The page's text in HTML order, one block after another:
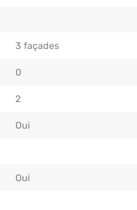
3 façades
0
2
Oui
Oui